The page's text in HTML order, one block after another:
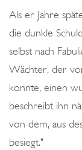
Als er Jahre
die dunkle
selbst nach
Wächter, der
konnte, einen
beschreibt ihn
von dem, aus
besiegt."